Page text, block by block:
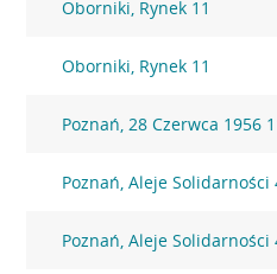
Oborniki, Rynek 11
Oborniki, Rynek 11
Poznań, 28 Czerwca 1956
Poznań, Aleje Solidarności
Poznań, Aleje Solidarności